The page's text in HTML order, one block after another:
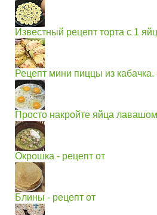
Известный рецепт торта с 1
Рецепт мини пиццы из кабачка.
Просто накройте яйца
Окрошка - рецепт от
Блины - рецепт от